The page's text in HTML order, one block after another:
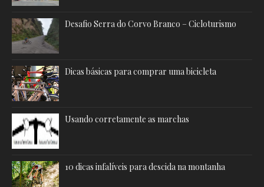
Desafio Serra do Corvo Branco – Cicloturismo
Dicas básicas para comprar uma bicicleta
Usando corretamente as marchas
10 dicas infalíveis para descida na montanha